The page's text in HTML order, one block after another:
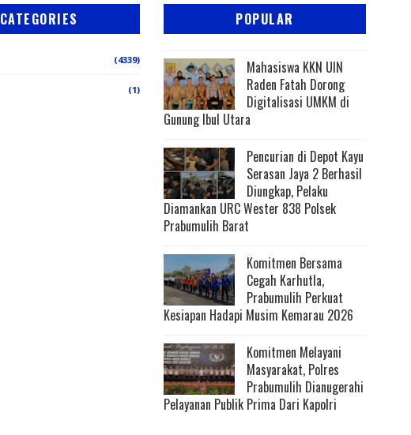
CATEGORIES
(4339)
(1)
POPULAR
Mahasiswa KKN UIN
Raden Fatah Dorong
Digitalisasi UMKM di
Gunung Ibul Utara
Pencurian di Depot Kayu
Serasan Jaya 2 Berhasil
Diungkap, Pelaku
Diamankan URC Wester 838 Polsek
Prabumulih Barat
Komitmen Bersama
Cegah Karhutla,
Prabumulih Perkuat
Kesiapan Hadapi Musim Kemarau 2026
Komitmen Melayani
Masyarakat, Polres
Prabumulih Dianugerahi
Pelayanan Publik Prima Dari Kapolri